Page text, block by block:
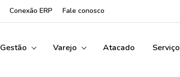
Conexão ERP Fale conosco
Gestão Varejo Atacado Serviço